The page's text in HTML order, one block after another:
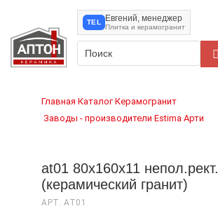
TEL Евгений, менеджер
Плитка и керамогранит
Главная›Каталог›Керамогранит
›Заводы - производители›Estima›Арти
at01 80x160x11 непол.рект.
(керамический гранит)
АРТ. AT01